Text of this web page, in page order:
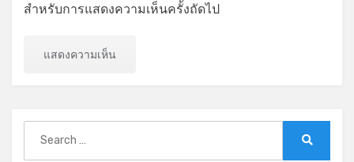
สำหรับการแสดงความเห็นครั้งถัดไป
for: